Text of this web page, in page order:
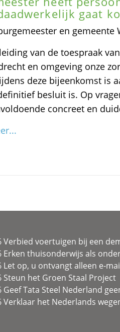
gaat
en gemeente
van de toespraak
en omgeving onze
deze bijeenkomst is
besluit is. Op
concreet en
Verbied voertuigen bij een
Erken thuisonderwijs als
Let op, u ontvangt alleen e-
Steun het Groen Staal Project
Geef Tata Steel Nederland
Verklaar het Nederlands